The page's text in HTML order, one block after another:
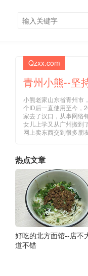
Qzxx.com
青州小熊--坚
小熊老家山东省青州市
个ID后一直使用至今，
家去了汉口，从事网络
女儿上学又从广州搬到
网上卖东西交到很多朋
热点文章
好吃的北方面馆--店不
道不错